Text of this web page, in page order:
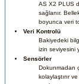
AS X2 PLUS
sağlanır.
boyunca veri
Veri Kontrolü
Bakiyedeki
izin seviyesini
Sensörler
Dokunmadan
kolaylaştırır